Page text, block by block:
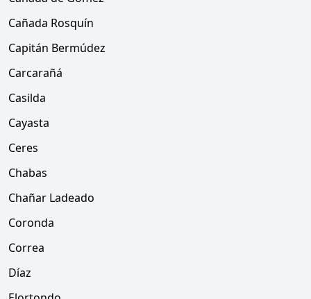
Cañada Rosquín
Capitán Bermúdez
Carcarañá
Casilda
Cayasta
Ceres
Chabas
Chañar Ladeado
Coronda
Correa
Díaz